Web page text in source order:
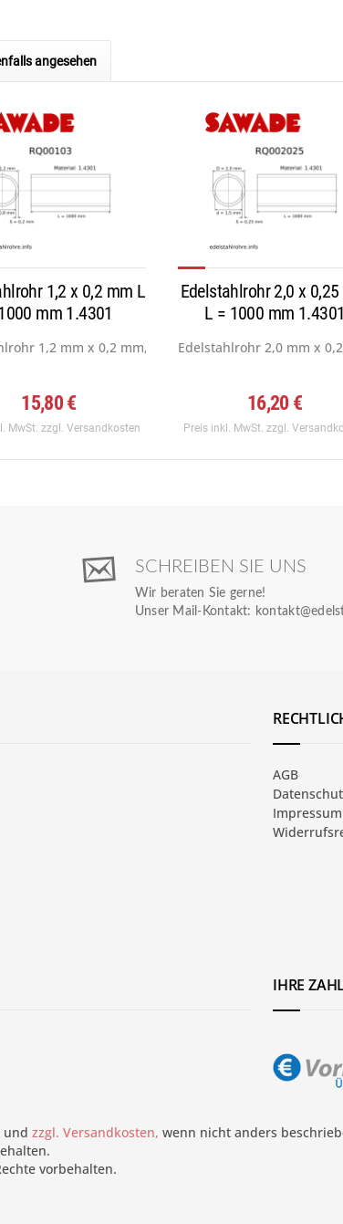
angesehen
1,2 x 0,2 mm L
mm 1.4301
1,2 mm x 0,2 mm, Werkstoff: 1.4301...
15,80 €
MwSt. zzgl. Versandkosten
Edelstahlrohr 2,0 x
L = 1000 mm 1.4301
Edelstahlrohr 2,0 mm x
16,20 €
Preis inkl. MwSt.zzgl.
SCHREIBEN SIE UNS
Wir beraten Sie gerne!
Unser Mail-Kontakt:
AGB
Impressum
IHRE
und zzgl. Versandkosten, wenn nicht anders
vorbehalten.